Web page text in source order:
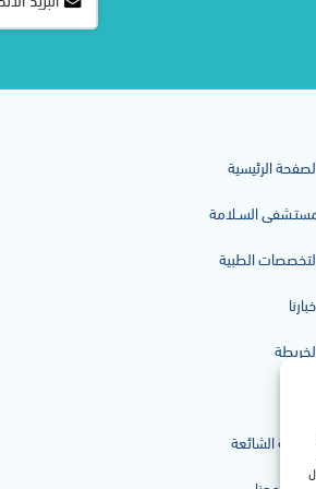
الرئيسية
السـلامة
الطبية
الأسئلة الشائعة